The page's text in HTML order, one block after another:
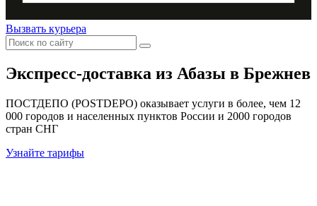
Вызвать курьера
Экспресс-доставка из Абазы в Брежнев
ПОСТДЕПО (POSTDEPO) оказывает услуги в более, чем 12
000 городов и населенных пунктов России и 2000 городов
стран СНГ
Узнайте тарифы